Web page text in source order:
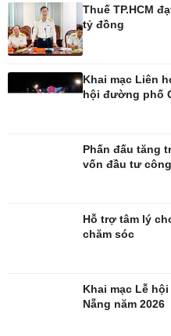
Tình yêu - Gia đình
Thuế TP.HCM
tỷ đồng
Khai mạc Liên
hội đường phố
Phấn đấu tăng
vốn đầu tư
Hỗ trợ tâm lý
chăm sóc
Khai mạc Lễ
Nẵng năm 2026